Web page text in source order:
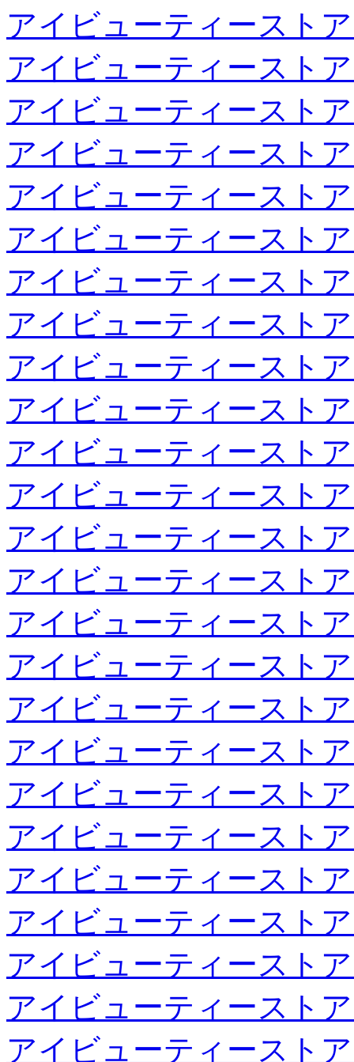
アイビューティースト
アイビューティースト
アイビューティースト
アイビューティースト
アイビューティースト
アイビューティースト
アイビューティースト
アイビューティースト
アイビューティースト
アイビューティースト
アイビューティースト
アイビューティースト
アイビューティースト
アイビューティースト
アイビューティースト
アイビューティースト
アイビューティースト
アイビューティースト
アイビューティースト
アイビューティースト
アイビューティースト
アイビューティースト
アイビューティースト
アイビューティースト
アイビューティースト